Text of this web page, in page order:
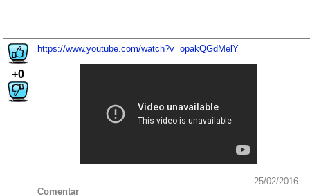
+0
https://www.youtube.com/watch?v=opakQGdMelY
25/02/2016
Comentar